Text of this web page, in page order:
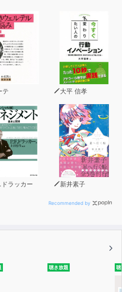
ィションを整え、あるべき姿に
ます。
よくなれば、自然と仕事のパフ
ンディションを整える方法だか
いる方法では、特別なトレーニ
制限は行いません。
同じプログラムを実践した多く
的に変わった」とメールが届い
善する方法なのです。
改善して人生や仕事を飛躍的に
テ 大平 信孝
ドラッカー 新井素子
Recommended by
聴き放題 聴